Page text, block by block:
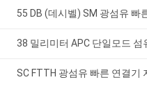
55 DB (데시벨) SM 광섬유 빠
38 밀리미터 APC 단일모드 섬
SC FTTH 광섬유 빠른 연결기